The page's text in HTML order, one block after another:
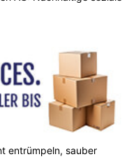
entrümpeln, sauber